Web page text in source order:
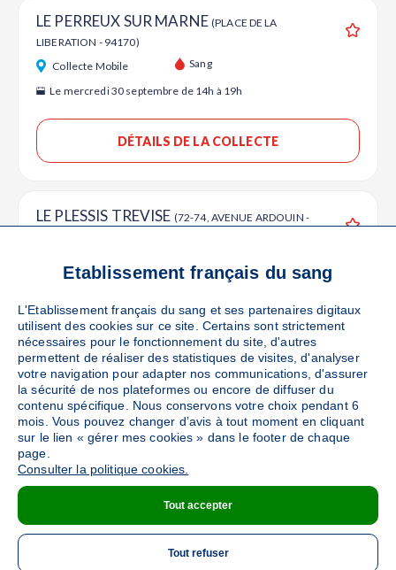
LE PERREUX SUR MARNE (PLACE DE LA
LIBERATION - 94170)
Collecte Mobile Sang
Le mercredi 30 septembre de 14h à 19h
DÉTAILS DE LA COLLECTE
LE PLESSIS TREVISE (72-74, AVENUE ARDOUIN -
Le samedi 03 octobre de 09h30 à 14h
DÉTAILS DE LA COLLECTE
BRY SUR MARNE(GRANDE RUE CHARLES DE
GAULLE - 94360)
Le dimanche 04 octobre de 09h à 14h
DÉTAILS DE LA COLLECTE
Etablissement français du sang
L'Etablissement français du sang et ses partenaires digitaux
utilisent des cookies sur ce site. Certains sont strictement
nécessaires pour le fonctionnement du site, d'autres
permettent de réaliser des statistiques de visites, d'analyser
votre navigation pour adapter nos communications, d'assurer
la sécurité de nos plateformes ou encore de diffuser du
contenu spécifique. Nous conservons votre choix pendant 6
mois. Vous pouvez changer d’avis à tout moment en cliquant
sur le lien « gérer mes cookies » dans le footer de chaque
page.
Consulter la politique cookies.
Tout accepter
Tout refuser